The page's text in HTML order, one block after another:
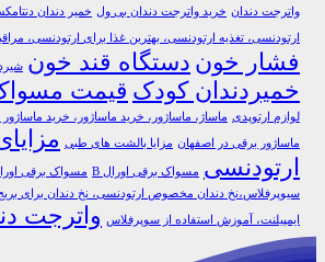
واترجت دندان خرید واترجت دندان بی ول خمیر دندان
ارتودنسی، تغذیه ارتودنسی، بهترین غذا برای ارتودنسی،
فشار خون دستگاه قند خون
خمیردندان کودک قیمت
لوازم ارتوپدی ماساژ، ماساژور، خرید ماساژور، خرید
ماساژور برقی در اصفهان مزایا بالشت های طبی
ارتودنسی مسواک برقی اورال B مسواک برقی
سیوپرفلاس،نخ دندان مخصوص ارتودنسی، نخ دندان برای
ایمپیلنت، آموزش استفاده از سوپرفلاس واترجت